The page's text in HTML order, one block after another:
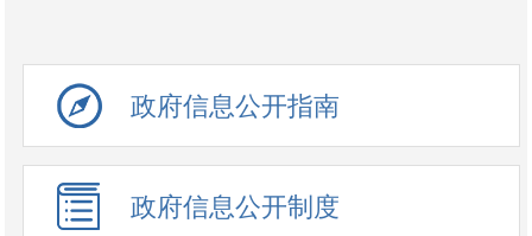
政府信息公开指南
政府信息公开制度